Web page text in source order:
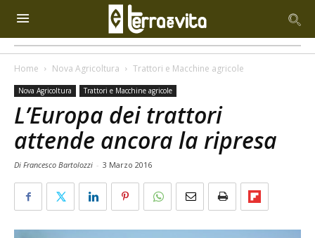
Home Nova Agricoltura Trattori e Macchine agricole
Nova Agricoltura Trattori e Macchine agricole
L’Europa dei trattori
attende ancora la ripresa
Di Francesco Bartolozzi - 3 Marzo 2016